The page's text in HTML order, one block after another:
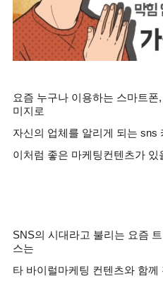
요즘 누구나 이용하는 스마트폰,
미지로
자신의 업체를 알리게 되는 sns
이처럼 좋은 마케팅컨텐츠가 있
SNS의 시대라고 불리는 요즘
스는
타 바이럴마케팅 컨텐츠와 함께